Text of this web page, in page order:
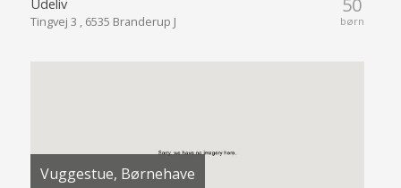
50
børn
Udeliv
Tingvej 3 , 6535 Branderup J
Vuggestue, Børnehave